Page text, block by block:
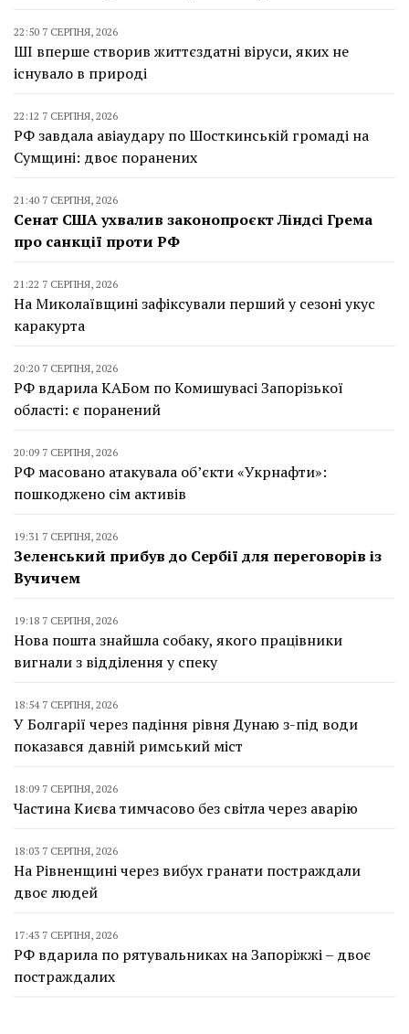
22:50 7 СЕРПНЯ, 2026
ШІ вперше створив життєздатні віруси, яких не
існувало в природі
22:12 7 СЕРПНЯ, 2026
РФ завдала авіаудару по Шосткинській громаді на
Сумщині: двоє поранених
21:40 7 СЕРПНЯ, 2026
Сенат США ухвалив законопроєкт Ліндсі Грема
про санкції проти РФ
21:22 7 СЕРПНЯ, 2026
На Миколаївщині зафіксували перший у сезоні укус
каракурта
20:20 7 СЕРПНЯ, 2026
РФ вдарила КАБом по Комишувасі Запорізької
області: є поранений
20:09 7 СЕРПНЯ, 2026
РФ масовано атакувала об’єкти «Укрнафти»:
пошкоджено сім активів
19:31 7 СЕРПНЯ, 2026
Зеленський прибув до Сербії для переговорів із
Вучичем
19:18 7 СЕРПНЯ, 2026
Нова пошта знайшла собаку, якого працівники
вигнали з відділення у спеку
18:54 7 СЕРПНЯ, 2026
У Болгарії через падіння рівня Дунаю з-під води
показався давній римський міст
18:09 7 СЕРПНЯ, 2026
Частина Києва тимчасово без світла через аварію
18:03 7 СЕРПНЯ, 2026
На Рівненщині через вибух гранати постраждали
двоє людей
17:43 7 СЕРПНЯ, 2026
РФ вдарила по рятувальниках на Запоріжжі – двоє
постраждалих